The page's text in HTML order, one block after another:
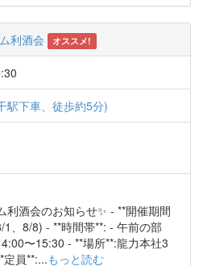
利酒会 オススメ!
駅下車、徒歩約5分)
酒会のお知らせ✨ - **開催期間
、8/8) - **時間帯**: - 午前の部
〜15:30 - **場所**:龍力本社3
員**:...もっと読む